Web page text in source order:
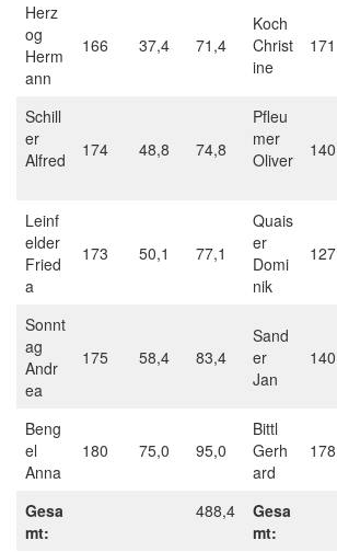
Herz
og
Herm
ann
166 37,4 71,4
Koch
Christ
ine
171
Schill
er
Alfred
174 48,8 74,8
Pfleu
mer
Oliver
140
Leinf
elder
Fried
a
173 50,1 77,1
Quais
er
Domi
nik
127
Sonnt
ag
Andr
ea
175 58,4 83,4
Sand
er
Jan
140
Beng
el
Anna
180 75,0 95,0
Bittl
Gerh
ard
178
Gesa
mt:
488,4
Gesa
mt: